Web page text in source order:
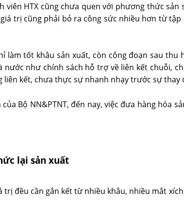
viên HTX cũng chưa quen với phương thức
trị cũng phải bỏ ra công sức nhiều hơn từ
làm tốt khâu sản xuất, còn công đoạn sau
nước như chính sách hỗ trợ về liên kết chuỗi,
liên kết, chưa thực sự nhanh nhạy trước sự
Bộ NN&PTNT, đến nay, việc đưa hàng
lại sản xuất
trị đều cần gắn kết từ nhiều khâu, nhiều mắt